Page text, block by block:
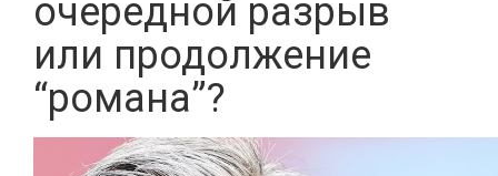
очередной разрыв
или продолжение
“романа”?